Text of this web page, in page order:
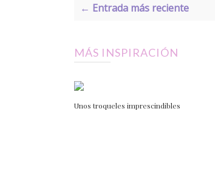
← Entrada más reciente
MÁS INSPIRACIÓN
Unos troqueles imprescindibles